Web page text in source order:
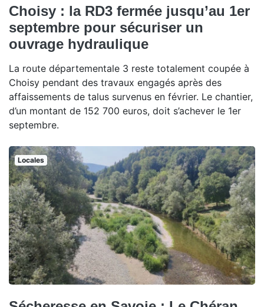
Choisy : la RD3 fermée jusqu’au 1er
septembre pour sécuriser un
ouvrage hydraulique
La route départementale 3 reste totalement coupée à
Choisy pendant des travaux engagés après des
affaissements de talus survenus en février. Le chantier,
d’un montant de 152 700 euros, doit s’achever le 1er
septembre.
Locales